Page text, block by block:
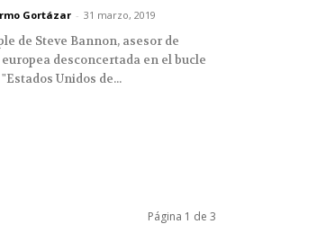
Gortázar - 31 marzo, 2019
de Steve Bannon, asesor de
desconcertada en el bucle
Unidos de...
Página 1 de 3